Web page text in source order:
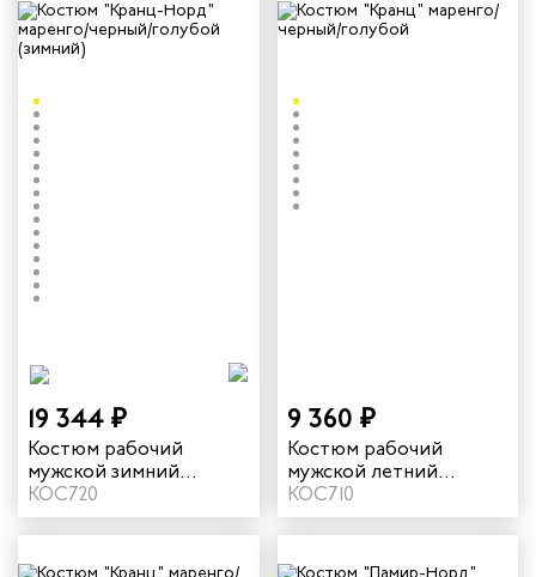
помощи
работников
19 344 ₽
Костюм рабочий
мужской зимний
"Кранц-Норд" 4 и
особый климатический
пояс цвет маренго/
черный/голубой
КОС720
9 360 ₽
Костюм рабочий
мужской летний
"Кранц" цвет маренго/
черный/голубой
КОС710